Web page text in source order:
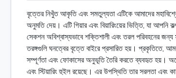
বৃত্তের নিখুঁত আকৃতি এবং সমতুল্যতা এটিকে আমাদের
অনুমতি দেয়। এটি গিয়ার এবং বিয়ারিংয়ের ভিত্তি, যা
সেকশন অবিশ্বাস্যভাবে শক্তিশালী এবং তরল পরিবহনের
তরঙ্গগুলি ঘনত্বের বৃত্তে বাইরে প্রসারিত হয়। প্রকৃতিতে,
সম্পূর্ণতা এবং ফোকাসের অনুভূতি তৈরি করতে ব্যবহৃত হয়।
এবং স্টিয়ারিং হুইল রয়েছে। এর উপস্থিতি তার সরলতা এবং